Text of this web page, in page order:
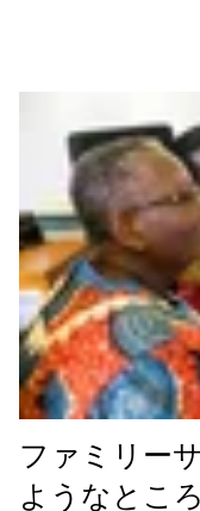
ファミリー
ようなとこ